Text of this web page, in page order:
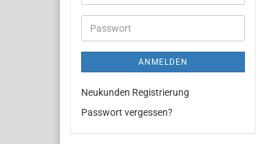
ANMELDEN
Neukunden Registrierung
Passwort vergessen?